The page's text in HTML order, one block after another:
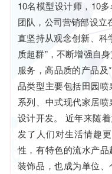
10名模型设计师，10
团队，公司营销部设立
直坚持从观念创新、科
质超群”，不断增强自
服务，高品质的产品
品类型主要包括田园
系列、中式现代家居
设计开发。 近年来随
发了人们对生活情趣
性，有特色的流水产
装饰品，也成为单位